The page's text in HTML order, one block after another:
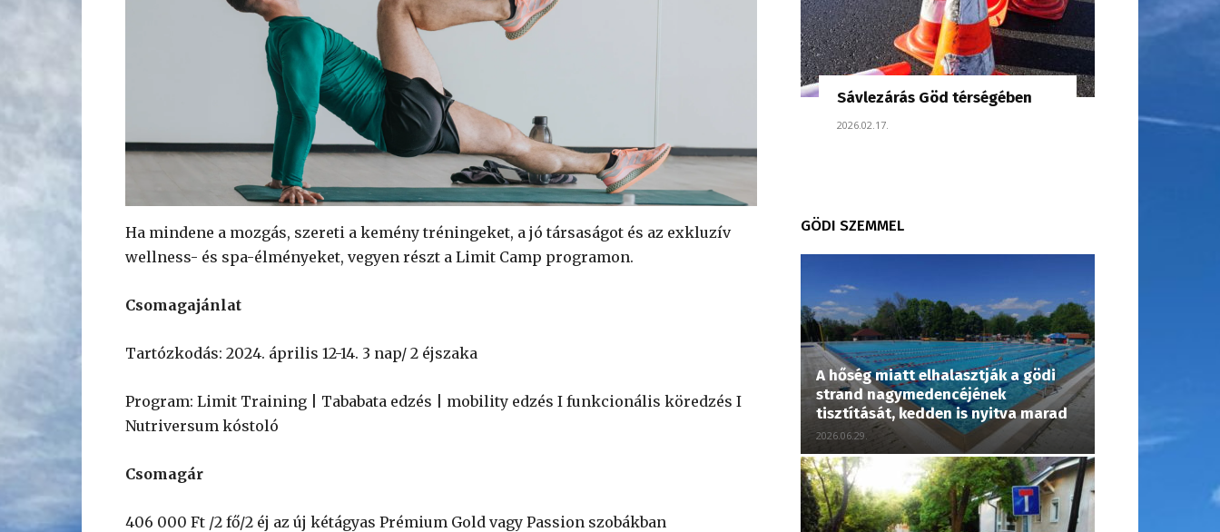
Ha mindene a mozgás, szereti a kemény tréningeket, a jó társaságot és az exkluzív
wellness- és spa-élményeket, vegyen részt a Limit Camp programon.
Csomagajánlat
Tartózkodás: 2024. április 12-14. 3 nap/ 2 éjszaka
Program: Limit Training | Tababata edzés | mobility edzés I funkcionális köredzés I
Nutriversum kóstoló
Csomagár
406 000 Ft /2 fő/2 éj az új kétágyas Prémium Gold vagy Passion szobákban
Sávlezárás Göd térségében
2026.02.17.
GÖDI SZEMMEL
A hőség miatt elhalasztják a gödi
strand nagymedencéjének
tisztítását, kedden is nyitva marad
2026.06.29.